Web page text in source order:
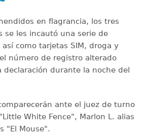
en flagrancia, los tres
se les incautó una serie de
como tarjetas SIM, droga y
número de registro alterado
declaración durante la noche del
ante el juez de turno
White Fence", Marlon L. alias
"El Mouse".